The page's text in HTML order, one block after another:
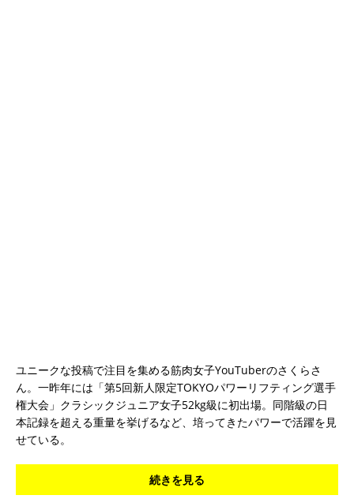
ユニークな投稿で注目を集める筋肉女子YouTuberのさくらさ
ん。一昨年には「第5回新人限定TOKYOパワーリフティング選手
権大会」クラシックジュニア女子52kg級に初出場。同階級の日
本記録を超える重量を挙げるなど、培ってきたパワーで活躍を見
せている。
続きを見る